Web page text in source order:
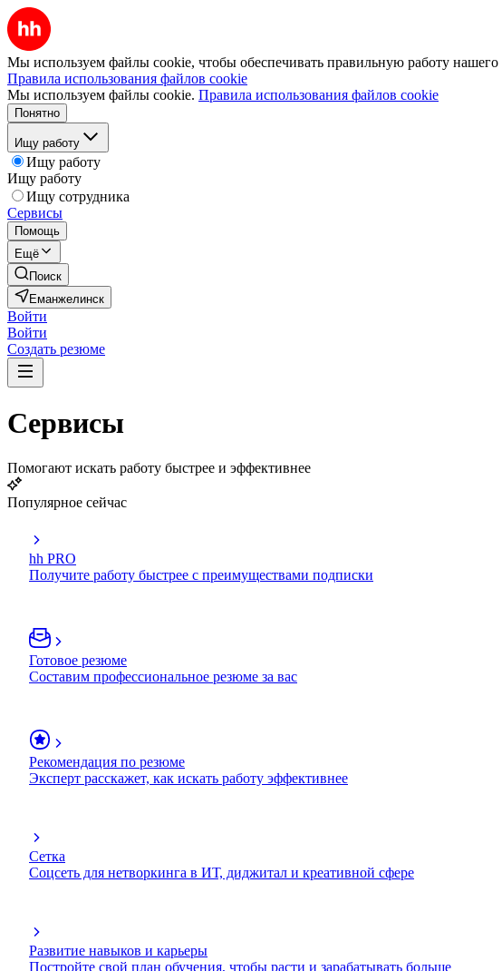
Мы используем файлы cookie, чтобы обеспечивать правильную работу нашего
Правила использования файлов cookie
Мы используем файлы cookie. Правила использования файлов cookie
Понятно
Ищу работу
Ищу работу
Ищу работу
Ищу сотрудника
Сервисы
Помощь
Ещё
Поиск
Еманжелинск
Войти
Войти
Создать резюме
Сервисы
Помогают искать работу быстрее и эффективнее
Популярное сейчас
hh PRO
Получите работу быстрее с преимуществами подписки
Готовое резюме
Составим профессиональное резюме за вас
Рекомендация по резюме
Эксперт расскажет, как искать работу эффективнее
Сетка
Соцсеть для нетворкинга в ИТ, диджитал и креативной сфере
Развитие навыков и карьеры
Постройте свой план обучения, чтобы расти и зарабатывать больше